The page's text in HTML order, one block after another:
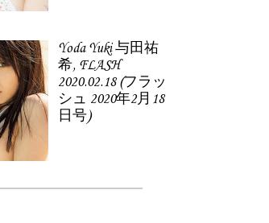
Yoda Yuki 与田祐
希, FLASH
2020.02.18 (フラッ
シュ 2020年2月18
日号)